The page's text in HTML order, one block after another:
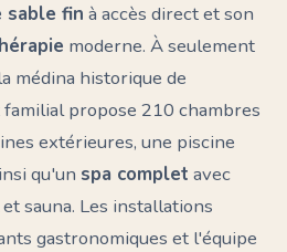
sable fin à accès direct et son
moderne. À seulement
médina historique de
propose 210 chambres
extérieures, une piscine
qu'un spa complet avec
sauna. Les installations
gastronomiques et l'équipe